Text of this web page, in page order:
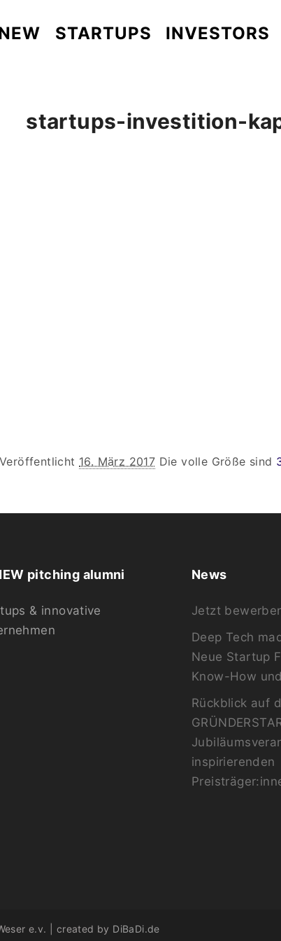
STARTUPS INVESTORS
startups-investition-
Veröffentlicht 16. März 2017 Die volle Größe sind
pitching alumni
& innovative
News
Jetzt
Deep Tech
Neue Startup
Know-How
Rückblick auf
inspirierenden
e.v. | created by DiBaDi.de